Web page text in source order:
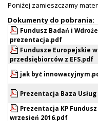
Poniżej zamieszczamy
Dokumenty do pobrania:
Fundusz Badań i
prezentacja.pdf
Fundusze Europejskie
przedsiębiorców z EFS.pdf
jak być
Prezentacja Baza
Prezentacja KP
wrzesień 2016.pdf